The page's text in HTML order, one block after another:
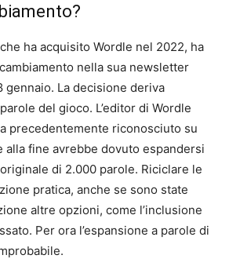
ha acquisito Wordle nel 2022, ha
nella sua newsletter
gennaio. La decisione deriva
del gioco. L’editor di Wordle
precedentemente riconosciuto su
alla fine avrebbe dovuto espandersi
di 2.000 parole. Riciclare le
pratica, anche se sono state
altre opzioni, come l’inclusione
Per ora l’espansione a parole di